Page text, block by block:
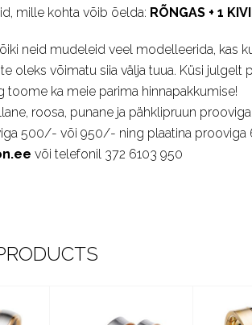
mille kohta võib õelda: RÕNGAS + 1
neid mudeleid veel modelleerida, kas
oleks võimatu siia välja tuua. Küsi
toome ka meie parima hinnapakkumise!
roosa, punane ja pähklipruun
500/- või 950/- ning plaatina
või telefonil 372 6103 950